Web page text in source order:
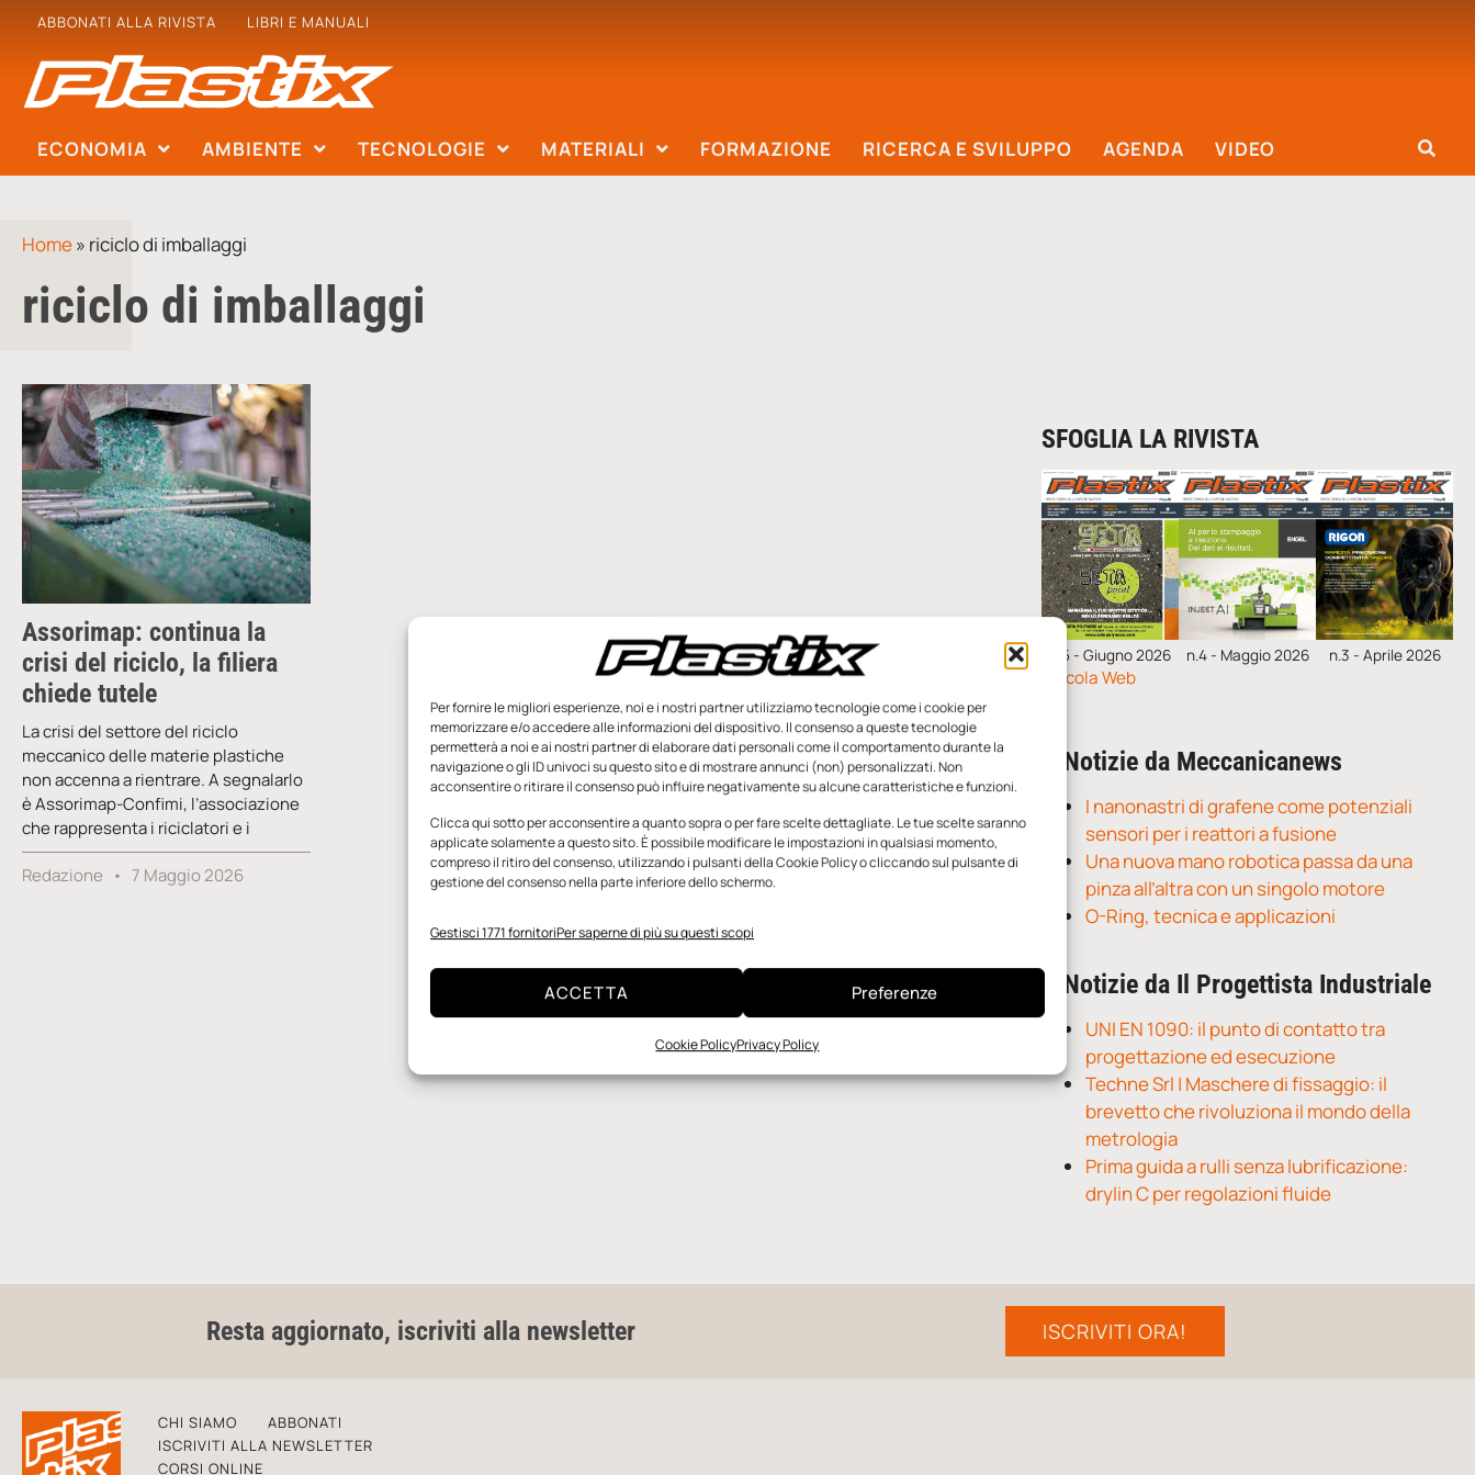
Per fornire le migliori esperienze, noi e i nostri partner utilizziamo tecnologie come i cookie per
memorizzare e/o accedere alle informazioni del dispositivo. Il consenso a queste tecnologie
permetterà a noi e ai nostri partner di elaborare dati personali come il comportamento durante la
navigazione o gli ID univoci su questo sito e di mostrare annunci (non) personalizzati. Non
acconsentire o ritirare il consenso può influire negativamente su alcune caratteristiche e funzioni.
Clicca qui sotto per acconsentire a quanto sopra o per fare scelte dettagliate. Le tue scelte saranno
applicate solamente a questo sito. È possibile modificare le impostazioni in qualsiasi momento,
compreso il ritiro del consenso, utilizzando i pulsanti della Cookie Policy o cliccando sul pulsante di
gestione del consenso nella parte inferiore dello schermo.
Gestisci 1771 fornitoriPer saperne di più su questi scopi
ACCETTA Preferenze
Cookie PolicyPrivacy Policy
ABBONATI ALLA RIVISTA LIBRI E MANUALI
ECONOMIA AMBIENTE TECNOLOGIE MATERIALI FORMAZIONE RICERCA E SVILUPPO AGENDA VIDEO
Home» riciclo di imballaggi
riciclo di imballaggi
Assorimap: continua la
crisi del riciclo, la filiera
chiede tutele
La crisi del settore del riciclo
meccanico delle materie plastiche
non accenna a rientrare. A segnalarlo
è Assorimap-Confimi, l’associazione
che rappresenta i riciclatori e i
Redazione 7 Maggio 2026
SFOGLIA LA RIVISTA
n.5 - Giugno 2026 n.4 - Maggio 2026 n.3 - Aprile 2026
Edicola Web
Notizie da Meccanicanews
I nanonastri di grafene come potenziali
sensori per i reattori a fusione
Una nuova mano robotica passa da una
pinza all’altra con un singolo motore
O-Ring, tecnica e applicazioni
Notizie da Il Progettista Industriale
UNI EN 1090: il punto di contatto tra
progettazione ed esecuzione
Techne Srl | Maschere di fissaggio: il
brevetto che rivoluziona il mondo della
metrologia
Prima guida a rulli senza lubrificazione:
drylin C per regolazioni fluide
Resta aggiornato, iscriviti alla newsletter ISCRIVITI ORA!
CHI SIAMO
ABBONATI
ISCRIVITI ALLA NEWSLETTER
CORSI ONLINE